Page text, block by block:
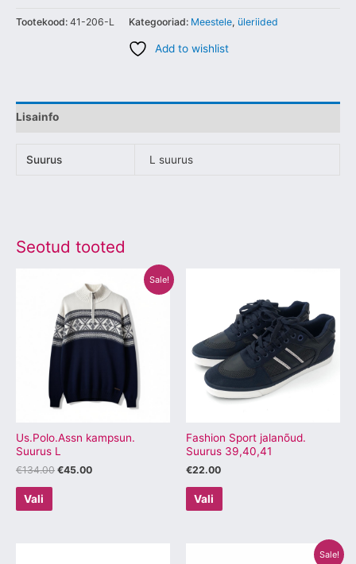
Tootekood: 41-206-L Kategooriad: Meestele, üleriided
Add to wishlist
Lisainfo
Suurus L suurus
Seotud tooted
Sale!
Us.Polo.Assn kampsun.
Suurus L
€134.00
oli:
€134.00.
€45.00
hind
on:
€45.00.
Vali
tootel
on
mitu
varianti.
saab
tootelehel.
Fashion Sport jalanõud.
Suurus 39,40,41
€22.00
Vali
mitu
varianti.
Valikuid
saab
tootelehel.
Sale!